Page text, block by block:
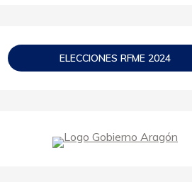
ELECCIONES RFME 2024